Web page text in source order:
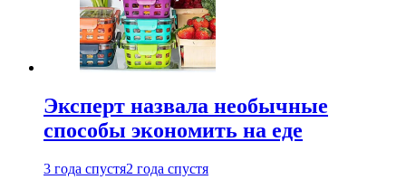
Эксперт назвала необычные
способы экономить на еде
3 года спустя2 года спустя